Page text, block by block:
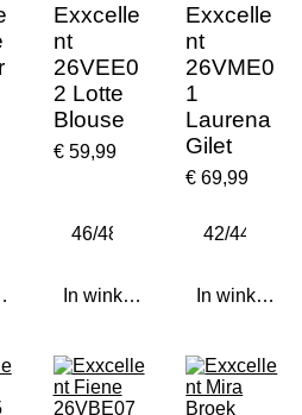
Exxcelle
nt
26VEE0
2 Lotte
Blouse
€ 59,99
In winkelwagen
Exxcelle
nt
26VME0
1
Laurena
Gilet
€ 69,99
In